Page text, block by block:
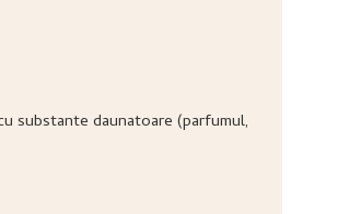
substante daunatoare (parfumul,